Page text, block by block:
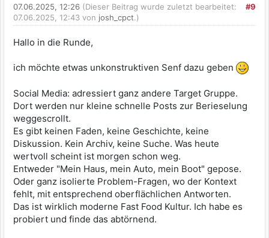
#9
07.06.2025, 12:26 (Dieser Beitrag wurde zuletzt bearbeitet:
07.06.2025, 12:43 von josh_cpct.)
Hallo in die Runde,
ich möchte etwas unkonstruktiven Senf dazu geben
Social Media: adressiert ganz andere Target Gruppe.
Dort werden nur kleine schnelle Posts zur Berieselung
weggescrollt.
Es gibt keinen Faden, keine Geschichte, keine
Diskussion. Kein Archiv, keine Suche. Was heute
wertvoll scheint ist morgen schon weg.
Entweder "Mein Haus, mein Auto, mein Boot" gepose.
Oder ganz isolierte Problem-Fragen, wo der Kontext
fehlt, mit entsprechend oberflächlichen Antworten.
Das ist wirklich moderne Fast Food Kultur. Ich habe es
probiert und finde das abtörnend.